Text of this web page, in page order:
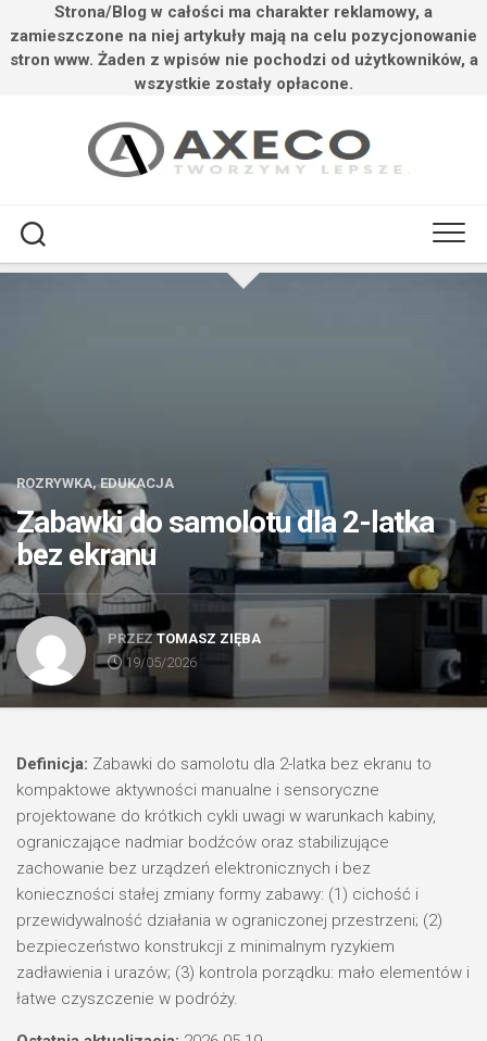
Strona/Blog w całości ma charakter reklamowy, a
zamieszczone na niej artykuły mają na celu pozycjonowanie
stron www. Żaden z wpisów nie pochodzi od użytkowników, a
wszystkie zostały opłacone.
ROZRYWKA, EDUKACJA
Zabawki do samolotu dla 2-latka
bez ekranu
PRZEZTOMASZ ZIĘBA
19/05/2026
Definicja: Zabawki do samolotu dla 2-latka bez ekranu to
kompaktowe aktywności manualne i sensoryczne
projektowane do krótkich cykli uwagi w warunkach kabiny,
ograniczające nadmiar bodźców oraz stabilizujące
zachowanie bez urządzeń elektronicznych i bez
konieczności stałej zmiany formy zabawy: (1) cichość i
przewidywalność działania w ograniczonej przestrzeni; (2)
bezpieczeństwo konstrukcji z minimalnym ryzykiem
zadławienia i urazów; (3) kontrola porządku: mało elementów i
łatwe czyszczenie w podróży.